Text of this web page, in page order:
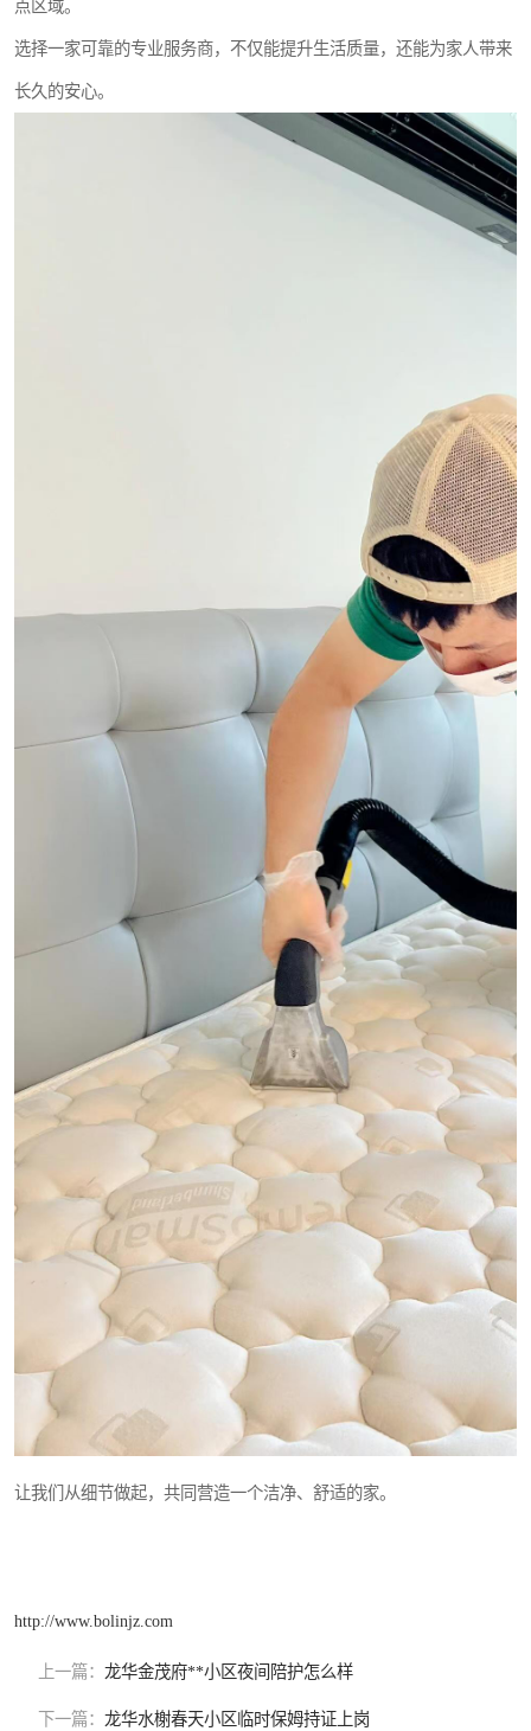
点区域。
选择一家可靠的专业服务商，不仅能提升生活质量，还能为家人带来
长久的安心。
让我们从细节做起，共同营造一个洁净、舒适的家。
http://www.bolinjz.com
上一篇： 龙华金茂府**小区夜间陪护怎么样
下一篇： 龙华水榭春天小区临时保姆持证上岗